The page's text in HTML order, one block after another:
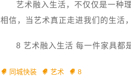
艺术融入生活，不仅仅是一种
相信，当艺术真正走进我们的生活
8 艺术融入生活 每一件家具
同城快装 艺术 8